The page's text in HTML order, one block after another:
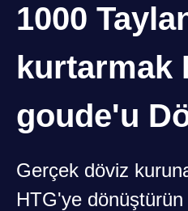
1000
kurtarmak
goude'u
Gerçek döviz
HTG'ye dönüştürün